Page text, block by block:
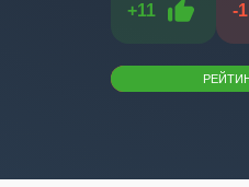
+11 -1